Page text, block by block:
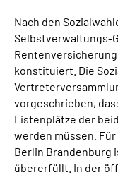
Nach den
Selbstverwaltungs-
konstituiert. Die
vorgeschrieben,
Listenplätze der
werden müssen.
Berlin Brandenburg
übererfüllt. In der